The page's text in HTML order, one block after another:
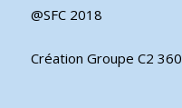
@SFC 2018
Création Groupe C2 360